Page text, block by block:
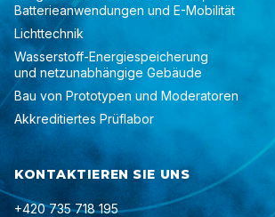
Batterieanwendungen und E-Mobilität
Lichttechnik
Wasserstoff-Energiespeicherung
und netzunabhängige Gebäude
Bau von Prototypen und Moderatoren
Akkreditiertes Prüflabor
KONTAKTIEREN SIE UNS
+420 735 718 195